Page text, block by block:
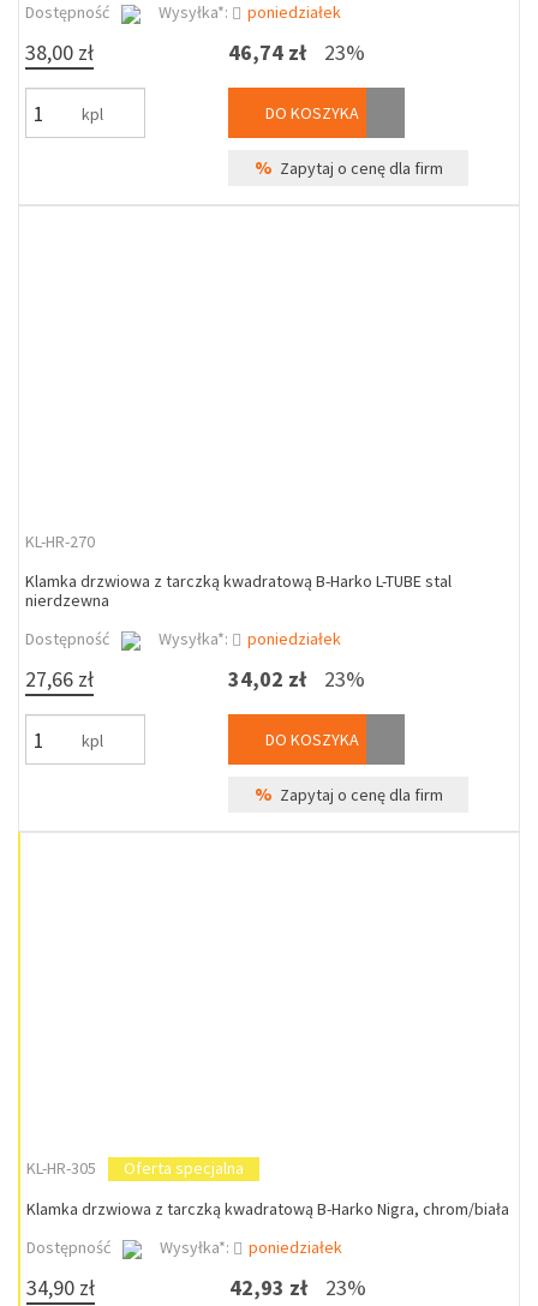
Dostępność
Wysyłka*: poniedziałek
38,00 zł
kpl
46,74 zł 23%
DO KOSZYKA
% Zapytaj o cenę dla firm
KL-HR-270
Klamka drzwiowa z tarczką kwadratową B-Harko L-TUBE stal
nierdzewna
Dostępność
Wysyłka*: poniedziałek
27,66 zł
kpl
34,02 zł 23%
DO KOSZYKA
% Zapytaj o cenę dla firm
KL-HR-305
Oferta specjalna
Klamka drzwiowa z tarczką kwadratową B-Harko Nigra, chrom/biała
Dostępność
Wysyłka*: poniedziałek
34,90 zł 42,93 zł 23%